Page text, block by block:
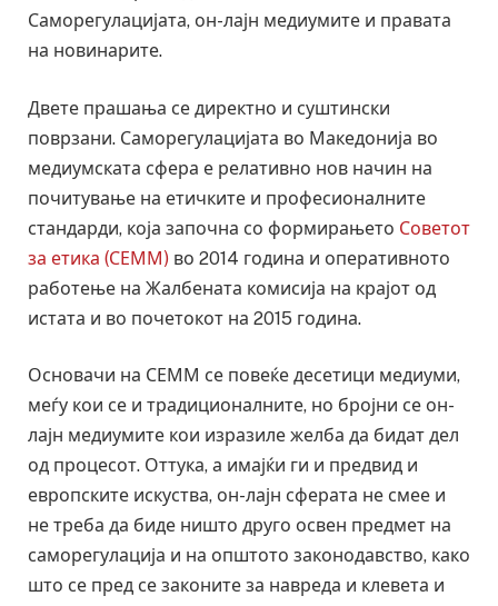
Саморегулацијата, он-лајн медиумите и правата
на новинарите.
Двете прашања се директно и суштински
поврзани. Саморегулацијата во Македонија во
медиумската сфера е релативно нов начин на
почитување на етичките и професионалните
стандарди, која започна со формирањето Советот
за етика (СЕММ) во 2014 година и оперативното
работење на Жалбената комисија на крајот од
истата и во почетокот на 2015 година.
Основачи на СЕММ се повеќе десетици медиуми,
меѓу кои се и традиционалните, но бројни се он-
лајн медиумите кои изразиле желба да бидат дел
од процесот. Оттука, а имајќи ги и предвид и
европските искуства, он-лајн сферата не смее и
не треба да биде ништо друго освен предмет на
саморегулација и на општото законодавство, како
што се пред се законите за навреда и клевета и